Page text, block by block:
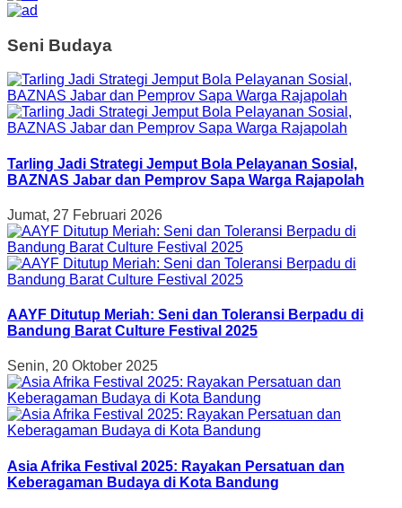
Seni Budaya
Tarling Jadi Strategi Jemput Bola Pelayanan Sosial,
BAZNAS Jabar dan Pemprov Sapa Warga Rajapolah
Jumat, 27 Februari 2026
AAYF Ditutup Meriah: Seni dan Toleransi Berpadu di
Bandung Barat Culture Festival 2025
Senin, 20 Oktober 2025
Asia Afrika Festival 2025: Rayakan Persatuan dan
Keberagaman Budaya di Kota Bandung